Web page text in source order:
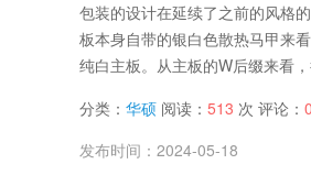
包装的设计在延续了之前的风格
板本身自带的银白色散热马甲来
纯白主板。从主板的W后缀来看
分类： 华硕 阅读： 513 次 评论： 0
发布时间：2024-05-18